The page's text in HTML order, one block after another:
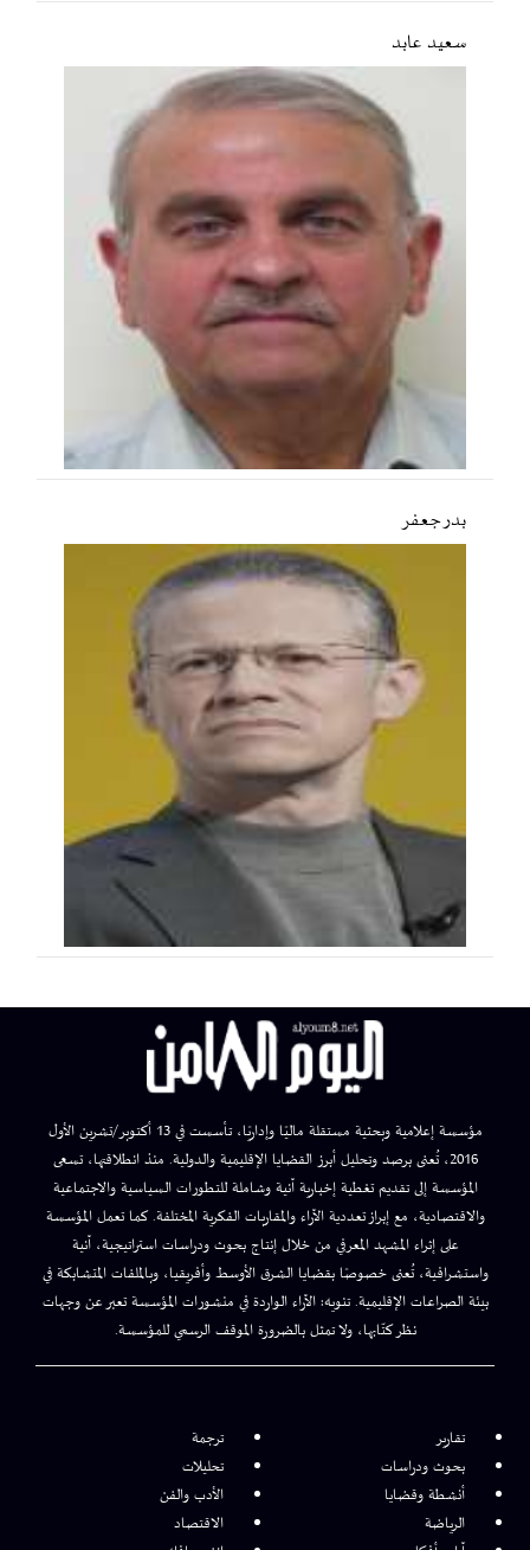
سعید عابد
بدر جعفر
مؤسسة إعلامية وبحثية مستقلة ماليًا وإداريًا، تأسست في 13 أكتوبر/تشرين الأول
2016، تُعنى برصد وتحليل أبرز القضايا الإقليمية والدولية. منذ انطلاقتها، تسعى
المؤسسة إلى تقديم تغطية إخبارية آنية وشاملة للتطورات السياسية والاجتماعية
والاقتصادية، مع إبراز تعددية الآراء والمقاربات الفكرية المختلفة. كما تعمل المؤسسة
على إثراء المشهد المعرفي من خلال إنتاج بحوث ودراسات استراتيجية، آنية
واستشرافية، تُعنى خصوصًا بقضايا الشرق الأوسط وأفريقيا، وبالملفات المتشابكة في
بيئة الصراعات الإقليمية. تنويه: الآراء الواردة في منشورات المؤسسة تعبر عن وجهات
نظر كتّابها، ولا تمثل بالضرورة الموقف الرسمي للمؤسسة.
تقارير
ترجمة
بحوث ودراسات
تحليلات
أنشطة وقضايا
الأدب والفن
الرياضة
الاقتصاد